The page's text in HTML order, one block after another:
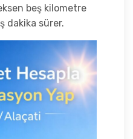
beş kilometre
dakika sürer.